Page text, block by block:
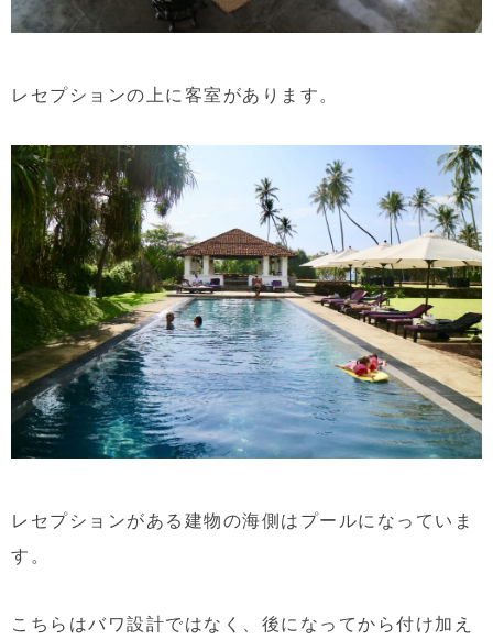
レセプションの上に客室があります。
レセプションがある建物の海側はプールになっていま
す。
こちらはバワ設計ではなく、後になってから付け加え